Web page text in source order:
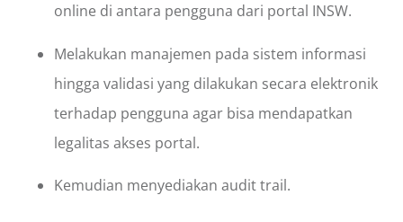
online di antara pengguna dari portal INSW.
Melakukan manajemen pada sistem informasi
hingga validasi yang dilakukan secara elektronik
terhadap pengguna agar bisa mendapatkan
legalitas akses portal.
Kemudian menyediakan audit trail.